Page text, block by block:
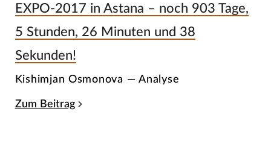
EXPO-2017 in Astana – noch 903 Tage,
5 Stunden, 26 Minuten und 38
Sekunden!
Kishimjan Osmonova — Analyse
Zum Beitrag